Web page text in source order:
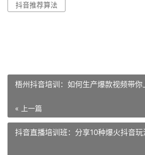
抖音推荐算法
梧州抖音培训：如何生产爆款视频带你
« 上一篇
抖音直播培训班：分享10种爆火抖音玩